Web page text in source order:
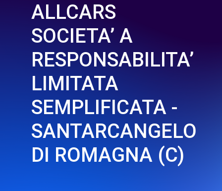
ALLCARS
SOCIETA’ A
RESPONSABILITA’
LIMITATA
SEMPLIFICATA -
SANTARCANGELO
DI ROMAGNA (C)